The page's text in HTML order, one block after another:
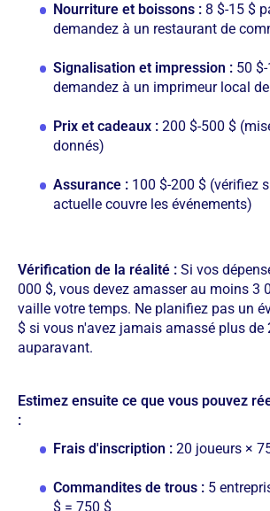
Nourriture et boissons : 8 $-15 $
demandez à un restaurant de
Signalisation et impression : 50
demandez à un imprimeur local
Prix et cadeaux : 200 $-500 $
donnés)
Assurance : 100 $-200 $ (vérifiez
actuelle couvre les événements)
Vérification de la réalité : Si vos
000 $, vous devez amasser au moins 3
vaille votre temps. Ne planifiez pas un
$ si vous n'avez jamais amassé plus de
auparavant.
Estimez ensuite ce que vous pouvez
:
Frais d'inscription : 20 joueurs ×
Commandites de trous : 5
$ = 750 $